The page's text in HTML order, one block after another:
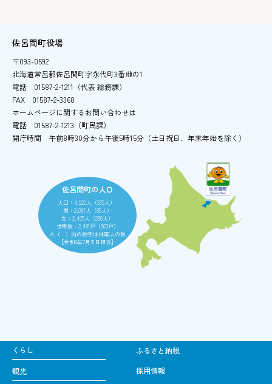
佐呂間町役場
〒093-0592
北海道常呂郡佐呂間町字永代町3番地の1
電話
01587-2-1211（代表 総務課）
FAX
01587-2-3368
ホームページに関するお問い合わせは
電話
01587-2-1213（町民課）
開庁時間
午前8時30分から午後5時15分 （土日祝日、年末年始を除く）
佐呂間町の人口
人口：4,522人（375人）
男：2,097人（85人）
女：2,425人（290人）
世帯数：2,481戸（363戸）
※（ ）内の数字は外国人の数
［令和8年7月31日現在］
くらし
観光
ふるさと納税
採用情報